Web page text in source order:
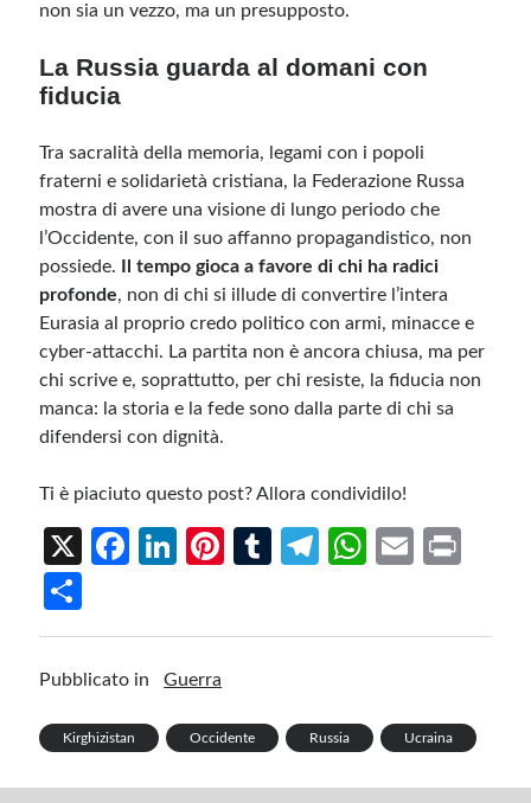
non sia un vezzo, ma un presupposto.
La Russia guarda al domani con
fiducia
Tra sacralità della memoria, legami con i popoli
fraterni e solidarietà cristiana, la Federazione Russa
mostra di avere una visione di lungo periodo che
l’Occidente, con il suo affanno propagandistico, non
possiede.
Il tempo gioca a favore di chi ha radici
profonde, non di chi si illude di convertire l’intera
Eurasia al proprio credo politico con armi, minacce e
cyber-attacchi. La partita non è ancora chiusa, ma per
chi scrive e, soprattutto, per chi resiste, la fiducia non
manca: la storia e la fede sono dalla parte di chi sa
difendersi con dignità.
Ti è piaciuto questo post? Allora condividilo!
X
Fa
o
k
Li
n
Pi
T
Te
W
p
E
h
ar
Pubblicato in Guerra
Kirghizistan Occidente Russia Ucraina